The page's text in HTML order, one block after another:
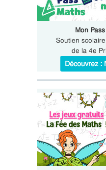
Mon
Soutien
de la 4e
Découvrez :